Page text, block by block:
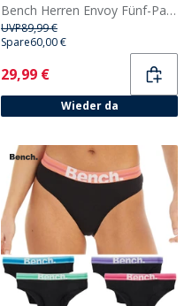
Bench Herren Envoy Fünf-Pack T-Shirts Schwarz/Hell Khaki/Weiß/Stein/Stahlgrau
UVP89,99 €
Spare60,00 €
Current
29,99 €
Wieder da